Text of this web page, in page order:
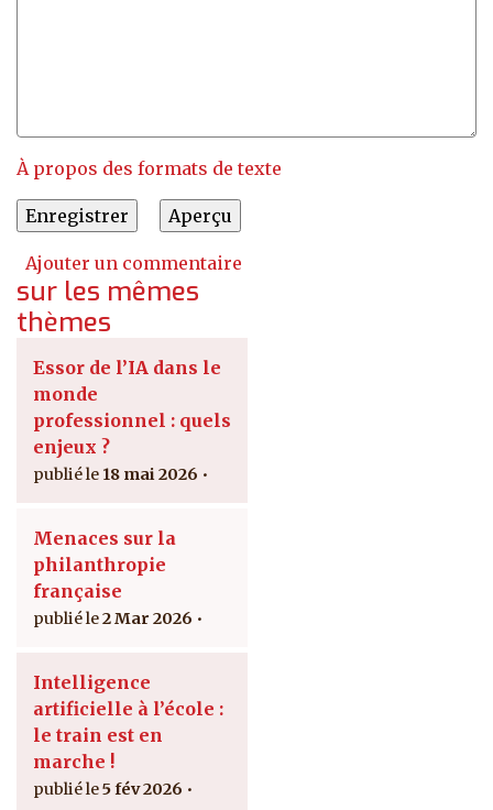
À propos des formats de texte
Ajouter un commentaire
sur les mêmes
thèmes
Essor de l’IA dans le
monde
professionnel : quels
enjeux ?
18 mai 2026
Menaces sur la
philanthropie
française
2 Mar 2026
Intelligence
artificielle à l’école :
le train est en
marche !
5 fév 2026